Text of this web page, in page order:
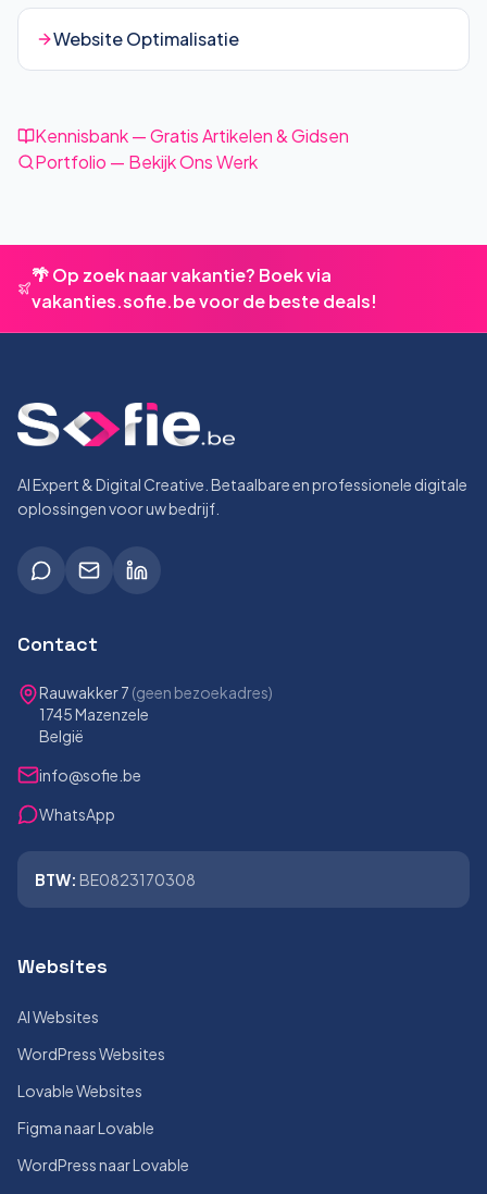
Website Optimalisatie
Kennisbank — Gratis Artikelen & Gidsen
Portfolio — Bekijk Ons Werk
🌴 Op zoek naar vakantie? Boek via
vakanties.sofie.be voor de beste deals!
AI Expert & Digital Creative. Betaalbare en professionele digitale
oplossingen voor uw bedrijf.
Contact
Rauwakker 7 (geen bezoekadres)
1745 Mazenzele
België
info@sofie.be
WhatsApp
BTW: BE0823170308
Websites
AI Websites
WordPress Websites
Lovable Websites
Figma naar Lovable
WordPress naar Lovable